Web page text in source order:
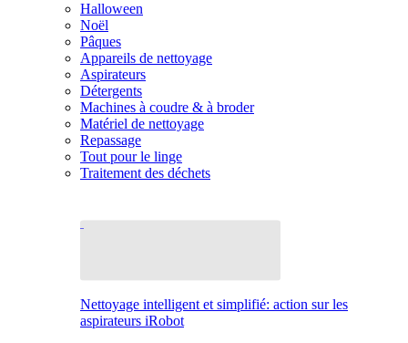
Halloween
Noël
Pâques
Appareils de nettoyage
Aspirateurs
Détergents
Machines à coudre & à broder
Matériel de nettoyage
Repassage
Tout pour le linge
Traitement des déchets
Nettoyage intelligent et simplifié: action sur les
aspirateurs iRobot